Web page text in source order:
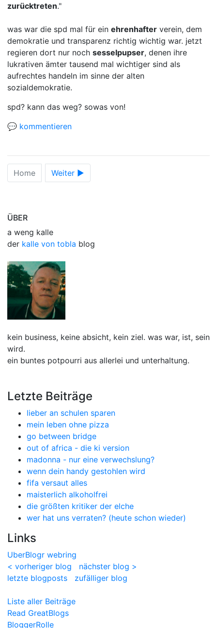
zurücktreten."
was war die spd mal für ein ehrenhafter verein, dem
demokratie und transparenz richtig wichtig war. jetzt
regieren dort nur noch sesselpupser, denen ihre
lukrativen ämter tausend mal wichtiger sind als
aufrechtes handeln im sinne der alten
sozialdemokratie.
spd? kann das weg? sowas von!
💬 kommentieren
Home Weiter ►
ÜBER
a weng kalle
der kalle von tobla blog
kein business, keine absicht, kein ziel. was war, ist, sein
wird.
ein buntes potpourri aus allerlei und unterhaltung.
Letzte Beiträge
lieber an schulen sparen
mein leben ohne pizza
go between bridge
out of africa - die ki version
madonna - nur eine verwechslung?
wenn dein handy gestohlen wird
fifa versaut alles
maisterlich alkoholfrei
die größten kritiker der elche
wer hat uns verraten? (heute schon wieder)
Links
UberBlogr webring
< vorheriger blog
nächster blog >
letzte blogposts
zufälliger blog
Liste aller Beiträge
Read GreatBlogs
BloggerRolle